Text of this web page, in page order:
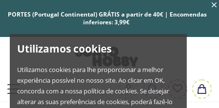
Utilizamos cookies
Utilizamos cookies para lhe proporcionar a melhor
experiência possível no nosso site. Ao clicar em OK,
concorda com a nossa política de cookies. Se desejar
alterar as suas preferências de cookies, poderá fazê-lo
PORTES (Portugal Continental) GRÁTIS a partir de 40€ | Encomendas
inferiores: 3,99€